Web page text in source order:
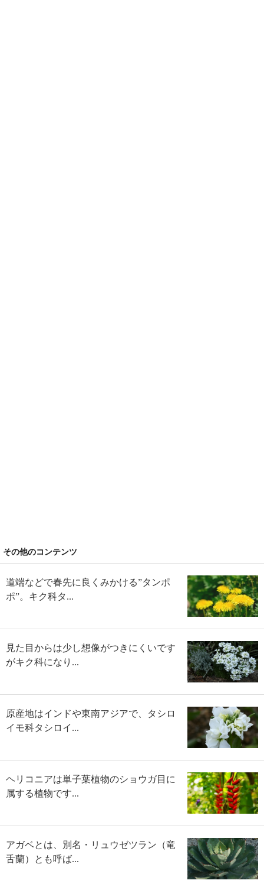
その他のコンテンツ
道端などで春先に良くみかける”タンポ
ポ”。キク科タ...
見た目からは少し想像がつきにくいです
がキク科になり...
原産地はインドや東南アジアで、タシロ
イモ科タシロイ...
ヘリコニアは単子葉植物のショウガ目に
属する植物です...
アガベとは、別名・リュウゼツラン（竜
舌蘭）とも呼ば...